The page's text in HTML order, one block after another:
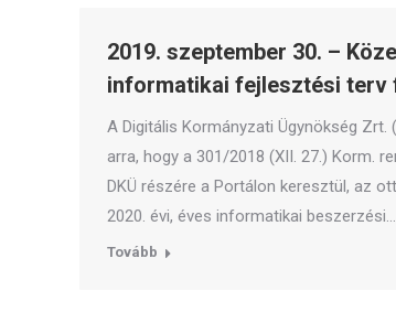
2019. szeptember 30. –
informatikai fejlesztési terv
A Digitális Kormányzati Ügynökség
arra, hogy a 301/2018 (XII. 27.) Korm.
DKÜ részére a Portálon keresztül, az
2020. évi, éves informatikai beszerzési…
Tovább